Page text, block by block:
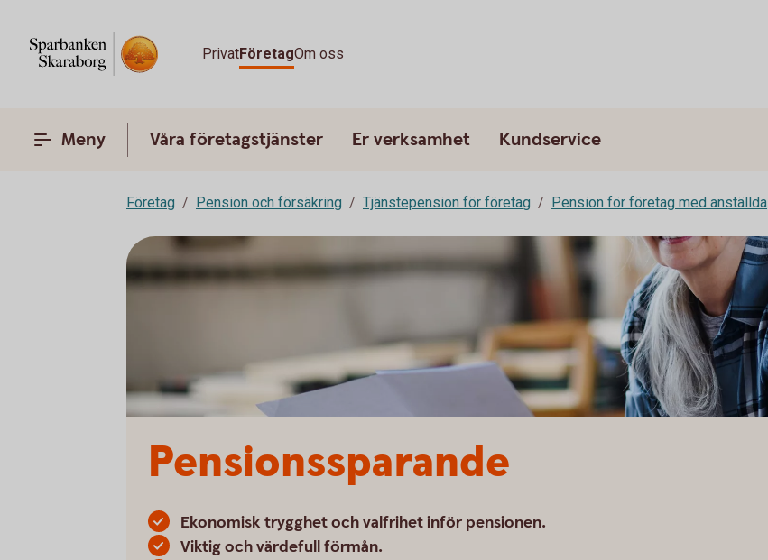
PrivatFöretagOm oss
Meny Våra företagstjänster Er verksamhet Kundservice
Företag Pension och försäkring Tjänstepension för företag Pension för företag med anställda
Pensionssparande
Ekonomisk trygghet och valfrihet inför pensionen.
Viktig och värdefull förmån.